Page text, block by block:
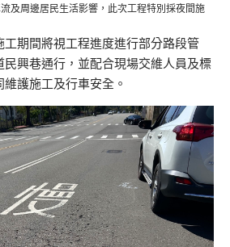
及周邊居民生活影響，此次工程特別採夜間施
工期間將視工程進度進行部分路段管
興巷通行，並配合現場交維人員及標
護施工及行車安全。